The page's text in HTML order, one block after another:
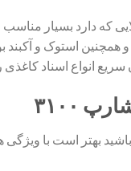
و کیفیت بالایی که دارد
همچنین استوک و
انواع اسناد کاغذی
۳۱۰۰